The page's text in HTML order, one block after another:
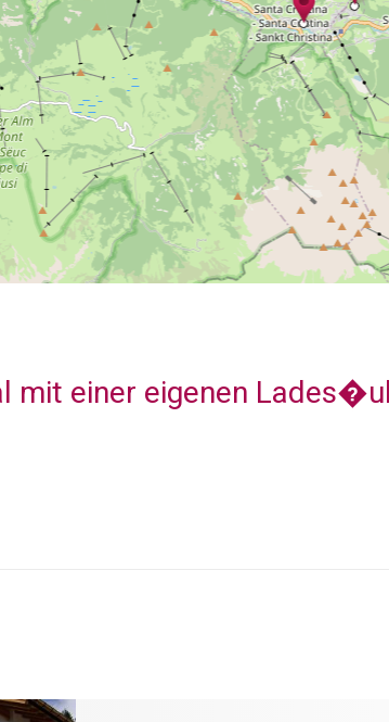
mit einer eigenen